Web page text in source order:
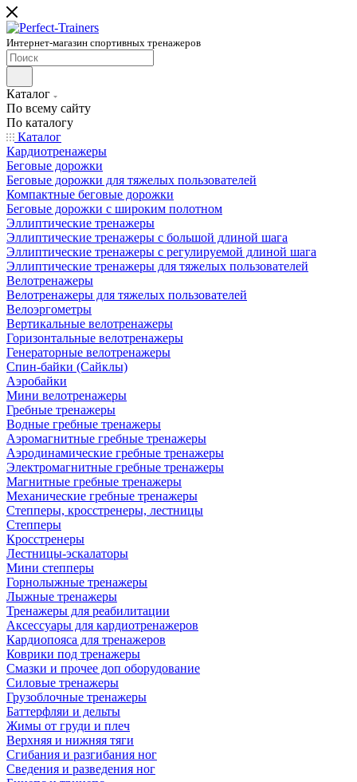
Интернет-магазин спортивных тренажеров
Каталог
По всему сайту
По каталогу
Каталог
Кардиотренажеры
Беговые дорожки
Беговые дорожки для тяжелых пользователей
Компактные беговые дорожки
Беговые дорожки с широким полотном
Эллиптические тренажеры
Эллиптические тренажеры с большой длиной шага
Эллиптические тренажеры с регулируемой длиной шага
Эллиптические тренажеры для тяжелых пользователей
Велотренажеры
Велотренажеры для тяжелых пользователей
Велоэргометры
Вертикальные велотренажеры
Горизонтальные велотренажеры
Генераторные велотренажеры
Спин-байки (Сайклы)
Аэробайки
Мини велотренажеры
Гребные тренажеры
Водные гребные тренажеры
Аэромагнитные гребные тренажеры
Аэродинамические гребные тренажеры
Электромагнитные гребные тренажеры
Магнитные гребные тренажеры
Механические гребные тренажеры
Степперы, кросстренеры, лестницы
Степперы
Кросстренеры
Лестницы-эскалаторы
Мини степперы
Горнолыжные тренажеры
Лыжные тренажеры
Тренажеры для реабилитации
Аксессуары для кардиотренажеров
Кардиопояса для тренажеров
Коврики под тренажеры
Смазки и прочее доп оборудование
Силовые тренажеры
Грузоблочные тренажеры
Баттерфляи и дельты
Жимы от груди и плеч
Верхняя и нижняя тяги
Сгибания и разгибания ног
Сведения и разведения ног